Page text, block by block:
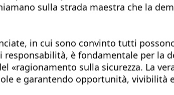
sulla strada maestra che la
in cui sono convinto tutti
è fondamentale per la
«ragionamento sulla sicurezza. La
e garantendo opportunità,